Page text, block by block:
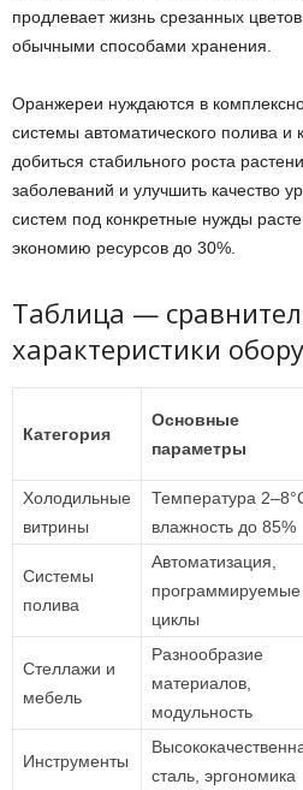
продлевает жизнь срезанных
обычными способами хранения.
Оранжереи нуждаются в
системы автоматического полива и
добиться стабильного роста
заболеваний и улучшить качество
систем под конкретные нужды
экономию ресурсов до 30%.
Таблица —
характеристики
Категория
Основные
параметры
Холодильные
витрины
Температура
влажность до 85%
Системы
полива
Автоматизация,
программируемые
циклы
Стеллажи и
мебель
Разнообразие
материалов,
модульность
Инструменты
сталь, эргономика